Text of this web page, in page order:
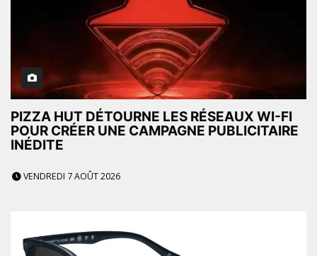
PIZZA HUT DÉTOURNE LES RÉSEAUX WI-FI
POUR CRÉER UNE CAMPAGNE PUBLICITAIRE
INÉDITE
VENDREDI 7 AOÛT 2026